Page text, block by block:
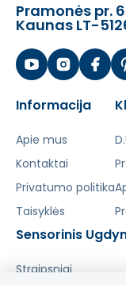
Pramonės pr. 6
Kaunas LT-
Informacija
Apie mus
Kontaktai
Privatumo politika
Taisyklės
Sensorinis
Straipsniai